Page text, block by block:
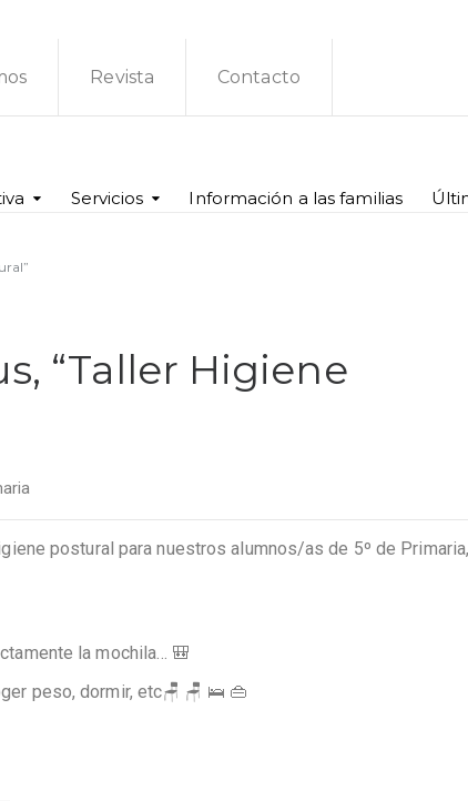
Revista Contacto
Servicios Información a las familias
“Taller Higiene
postural para nuestros alumnos/as de 5º de Primaria,
la mochila… 🎒
peso, dormir, etc🪑 🪑 🛌 👜